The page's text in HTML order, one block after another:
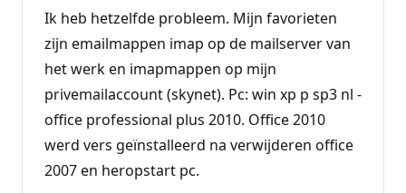
Ik heb hetzelfde probleem. Mijn favorieten
zijn emailmappen imap op de mailserver van
het werk en imapmappen op mijn
privemailaccount (skynet). Pc: win xp p sp3 nl -
office professional plus 2010. Office 2010
werd vers geïnstalleerd na verwijderen office
2007 en heropstart pc.